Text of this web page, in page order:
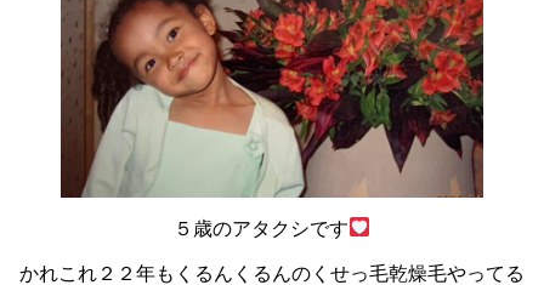
５歳のアタクシです
かれこれ２２年もくるんくるんのくせっ毛乾燥毛やってる